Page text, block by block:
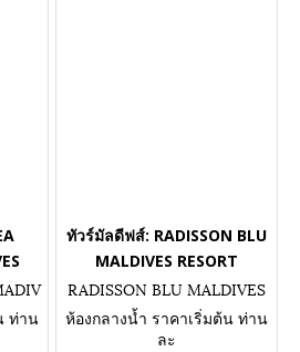
ท่าน
ทัวร์มัลดีฟส์: RADISSON BLU
MALDIVES RESORT
RADISSON BLU MALDIVES
RESORT
ห้องกลางน้ำ ราคาเริ่มต้น ท่าน
ละ